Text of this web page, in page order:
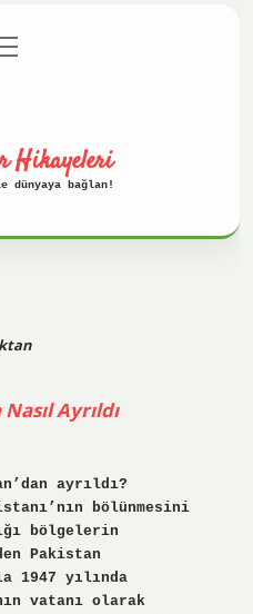
Politikası
Hikayeleri
bağlan!
Ayrıldı
ayrıldı?
bölünmesini
bölgelerin
Pakistan
1947 yılında
vatanı olarak